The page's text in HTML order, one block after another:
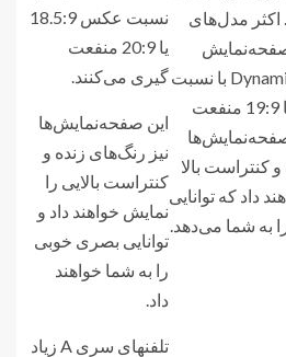
اکثر مدل‌های
Dynamic AMOLED با نسبت
عکس 18:9 یا 19:9 منفعت
کنتراست بالا
داد که توانایی
به شما می‌دهد.
نسبت عکس 18.5:9
یا 20:9 منفعت
گیری می‌کنند.
این صفحه‌نمایش‌ها
نیز رنگ‌های زنده و
کنتراست بالایی را
نمایش خواهند داد و
توانایی بصری خوبی
را به شما خواهند
داد.
تلفنهای سری A زیاد